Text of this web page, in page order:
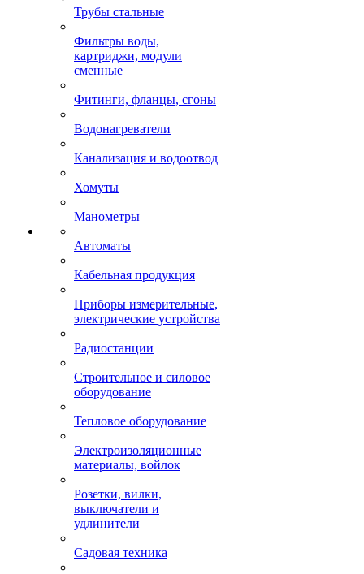
Трубы стальные
Фильтры воды,
картриджи, модули
сменные
Фитинги, фланцы, сгоны
Водонагреватели
Канализация и водоотвод
Хомуты
Манометры
Автоматы
Кабельная продукция
Приборы измерительные,
электрические устройства
Радиостанции
Строительное и силовое
оборудование
Тепловое оборудование
Электроизоляционные
материалы, войлок
Розетки, вилки,
выключатели и
удлинители
Садовая техника